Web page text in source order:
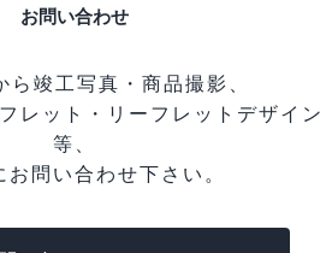
お問い合わせ
ら竣工写真・商品撮影、
レット・リーフレットデザイン
等、
お問い合わせ下さい。